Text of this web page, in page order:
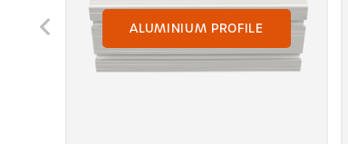
ALUMINIUM PROFILE